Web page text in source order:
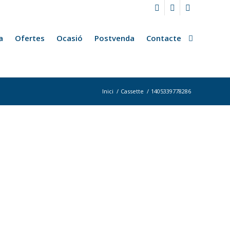
Ofertes Ocasió Postvenda Contacte
Inici / Cassette / 1405339778286